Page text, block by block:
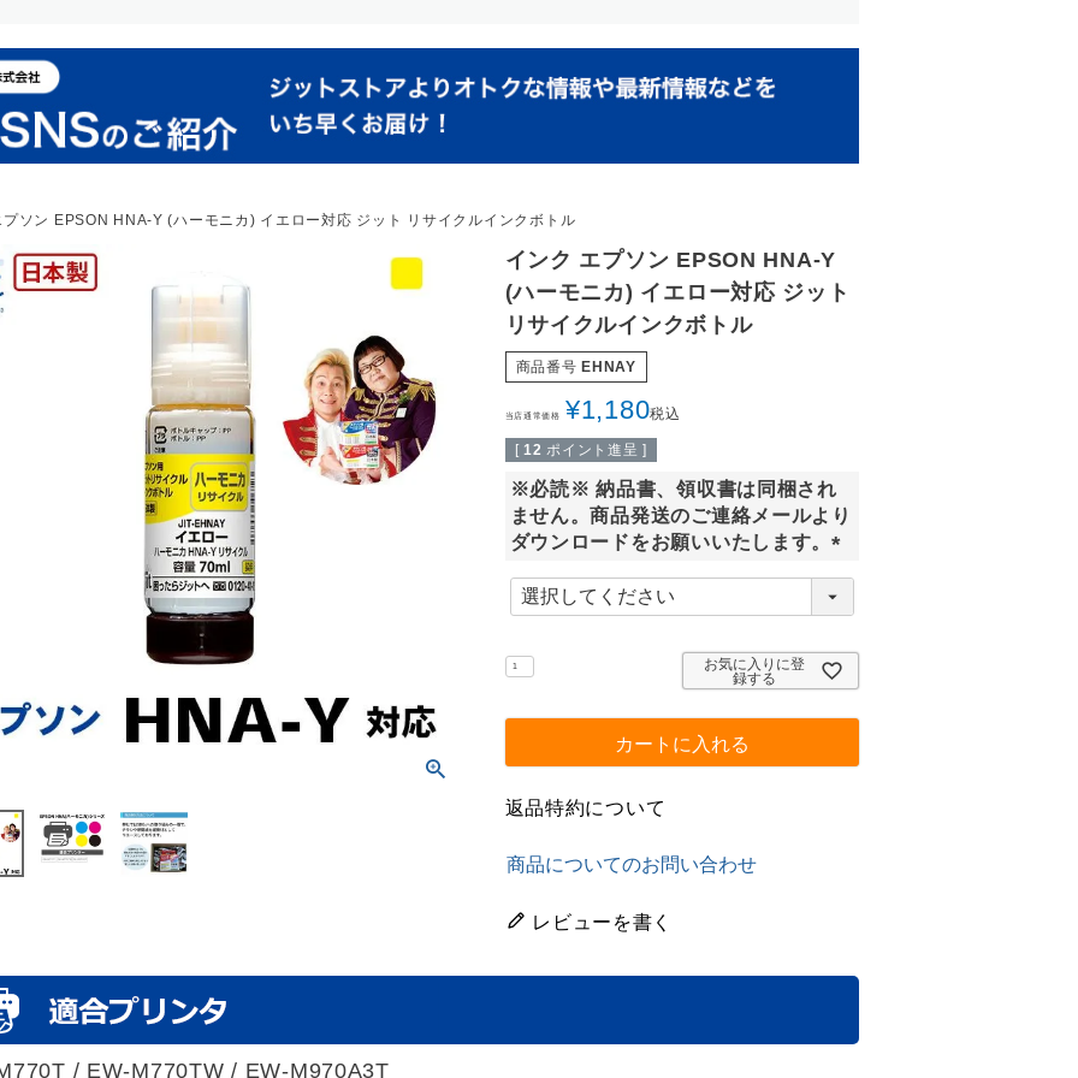
プソン EPSON HNA-Y (ハーモニカ) イエロー対応 ジット リサイクルインクボトル
インク エプソン EPSON HNA-Y
(ハーモニカ) イエロー対応 ジット
リサイクルインクボトル
商品番号 EHNAY
当店通常価格 ¥1,180税込
[ 12 ポイント進呈 ]
※必読※ 納品書、領収書は同梱され
ません。商品発送のご連絡メールより
ダウンロードをお願いいたします。
(
必
)
お気に入りに登
録する
カートに入れる
返品特約について
商品についてのお問い合わせ
レビューを書く
/ EW-M770TW / EW-M970A3T